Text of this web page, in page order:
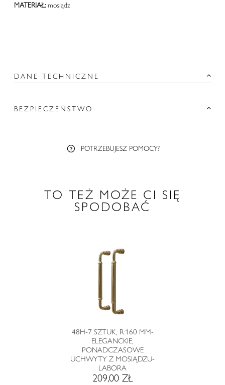
MATERIAŁ:mosiądz
DANE TECHNICZNE
BEZPIECZEŃSTWO
POTRZEBUJESZ POMOCY?
TO TEŻ MOŻE CI SIĘ
SPODOBAĆ
48H-7 SZTUK, R:160 MM-
ELEGANCKIE,
PONADCZASOWE
UCHWYTY Z MOSIĄDZU-
LABORA
209,00 ZŁ